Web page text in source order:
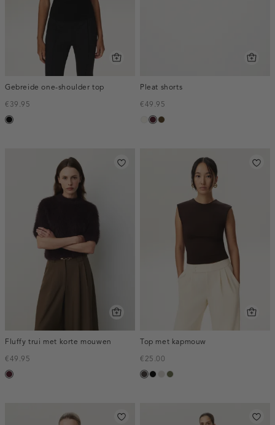
Gebreide one-shoulder top
€39.95
zwart
Pleat shorts
€49.95
creme,
pruim,
toffee
Fluffy trui met korte mouwen
€49.95
pruim,
Top met kapmouw
€25.00
chocozwarttaupe,
groen,